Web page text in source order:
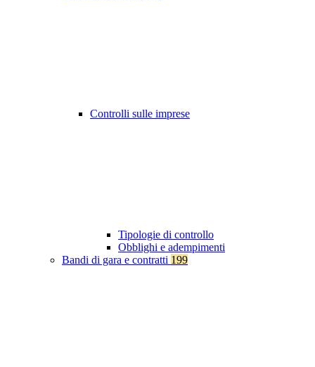
Controlli sulle imprese
Tipologie di controllo
Obblighi e adempimenti
Bandi di gara e contratti 199